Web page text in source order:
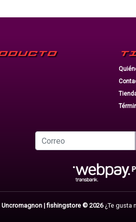
Uncromagnon | fishingstore © 2026¿Te gusta